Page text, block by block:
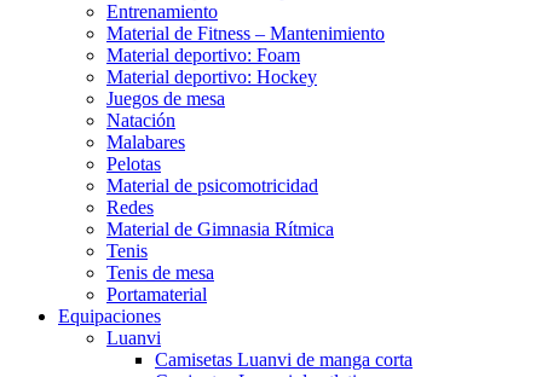
Entrenamiento
Material de Fitness – Mantenimiento
Material deportivo: Foam
Material deportivo: Hockey
Juegos de mesa
Natación
Malabares
Pelotas
Material de psicomotricidad
Redes
Material de Gimnasia Rítmica
Tenis
Tenis de mesa
Portamaterial
Equipaciones
Luanvi
Camisetas Luanvi de manga corta